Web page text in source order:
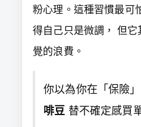
粉心理。這種習慣最可
得自己只是微調， 但
覺的浪費。
你以為你在「保險
啡豆 替不確定感買